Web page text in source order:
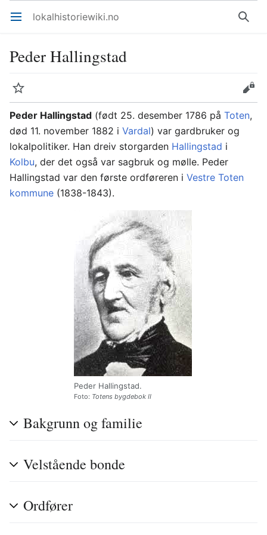
Åpne hovedmenyen lokalhistoriewiki.no Søk
Peder Hallingstad
Overvåk
Rediger
Peder Hallingstad (født 25. desember 1786 på Toten,
død 11. november 1882 i Vardal) var gardbruker og
lokalpolitiker. Han dreiv storgarden Hallingstad i
Kolbu, der det også var sagbruk og mølle. Peder
Hallingstad var den første ordføreren i Vestre Toten
kommune (1838-1843).
Peder Hallingstad.
Foto: Totens bygdebok II
Bakgrunn og familie
Velstående bonde
Ordfører